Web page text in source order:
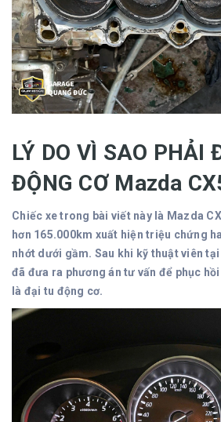
LÝ DO VÌ SAO PHẢI
ĐỘNG CƠ Mazda
Chiếc xe trong bài viết này là Mazda
hơn 165.000km xuất hiện triệu chứng
nhớt dưới gầm. Sau khi kỹ thuật viên
đã đưa ra phương án tư vấn để phục
là đại tu động cơ.